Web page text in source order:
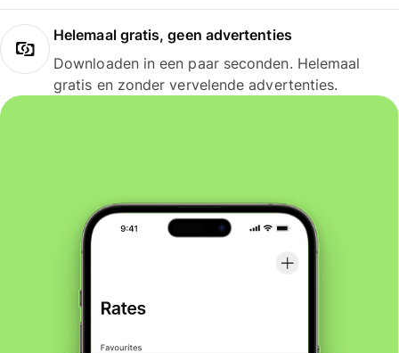
Helemaal gratis, geen advertenties
Downloaden in een paar seconden. Helemaal
gratis en zonder vervelende advertenties.